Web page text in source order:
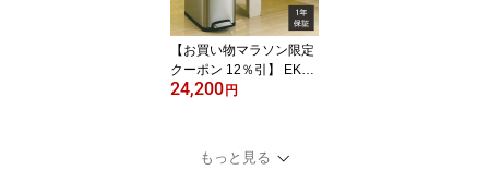
【お買い物マラソン限定
クーポン 12％引】 EKO
ゴミ箱 30L 30リットル E
縦型 縦 ワイド ふた付き
エコフライ ステップビン
24,200円
もっと見る